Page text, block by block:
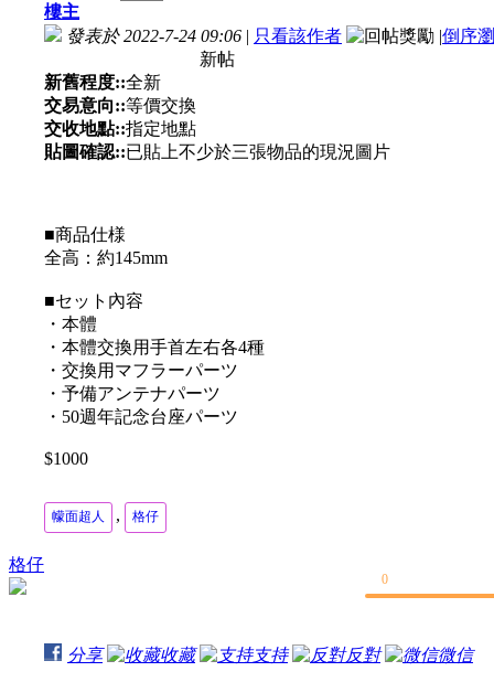
格仔
樓主
發表於 2022-7-24 09:06 | 只看該作者 |倒序
新帖
新舊程度::全新
交易意向::等價交換
交收地點::指定地點
貼圖確認::已貼上不少於三張物品的現況圖片
■商品仕様
全高：約145mm
■セット內容
・本體
・本體交換用手首左右各4種
・交換用マフラーパーツ
・予備アンテナパーツ
・50週年記念台座パーツ
$1000
幪面超人 , 格仔
0
分享 收藏 支持 反對 微信